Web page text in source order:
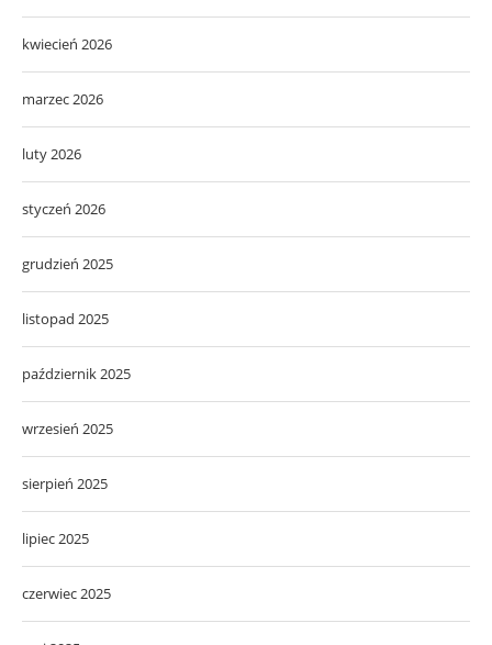
kwiecień 2026
marzec 2026
luty 2026
styczeń 2026
grudzień 2025
listopad 2025
październik 2025
wrzesień 2025
sierpień 2025
lipiec 2025
czerwiec 2025